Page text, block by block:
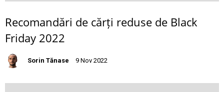
Recomandări de cărți reduse de Black
Friday 2022
Sorin Tănase 9 Nov 2022